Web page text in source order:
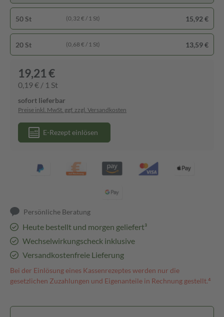
50 St (0,32 € / 1 St) 15,92 €
20 St (0,68 € / 1 St) 13,59 €
19,21 €
0,19 € / 1 St
sofort lieferbar
Preise inkl. MwSt. ggf. zzgl. Versandkosten
E-Rezept einlösen
Persönliche Beratung
Heute bestellt und morgen geliefert³
Wechselwirkungscheck inklusive
Versandkostenfreie Lieferung
Bei der Einlösung eines Kassenrezeptes werden nur die
gesetzlichen Zuzahlungen und Eigenanteile in Rechnung gestellt.⁴